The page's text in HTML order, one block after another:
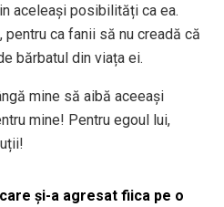
aceleași posibilități ca ea.
ca fanii să nu creadă că
bărbatul din viața ei.
mine să aibă aceeași
mine! Pentru egoul lui,
și-a agresat fiica pe o